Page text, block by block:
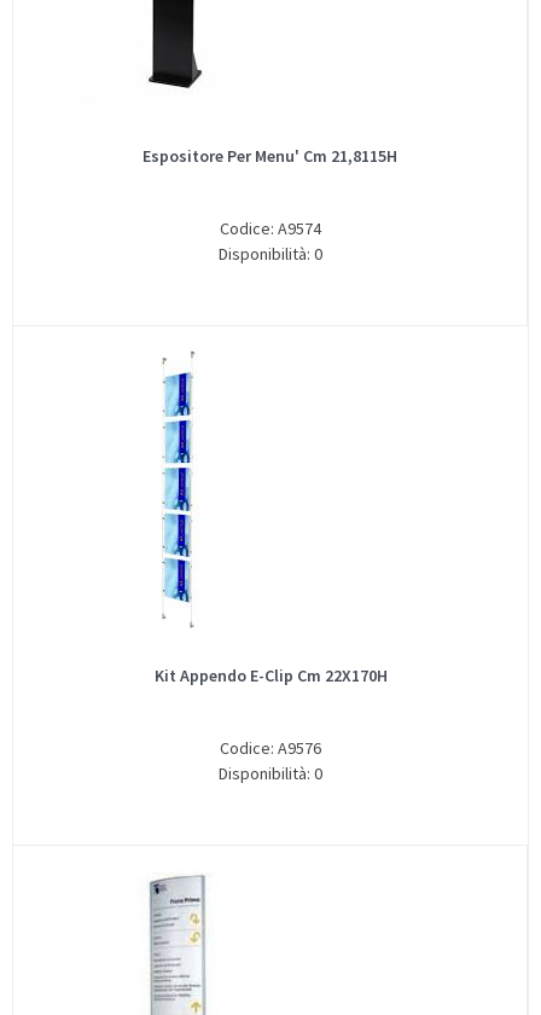
Espositore Per Menu' Cm 21,8115H
Codice: A9574
Disponibilità: 0
Kit Appendo E-Clip Cm 22X170H
Codice: A9576
Disponibilità: 0